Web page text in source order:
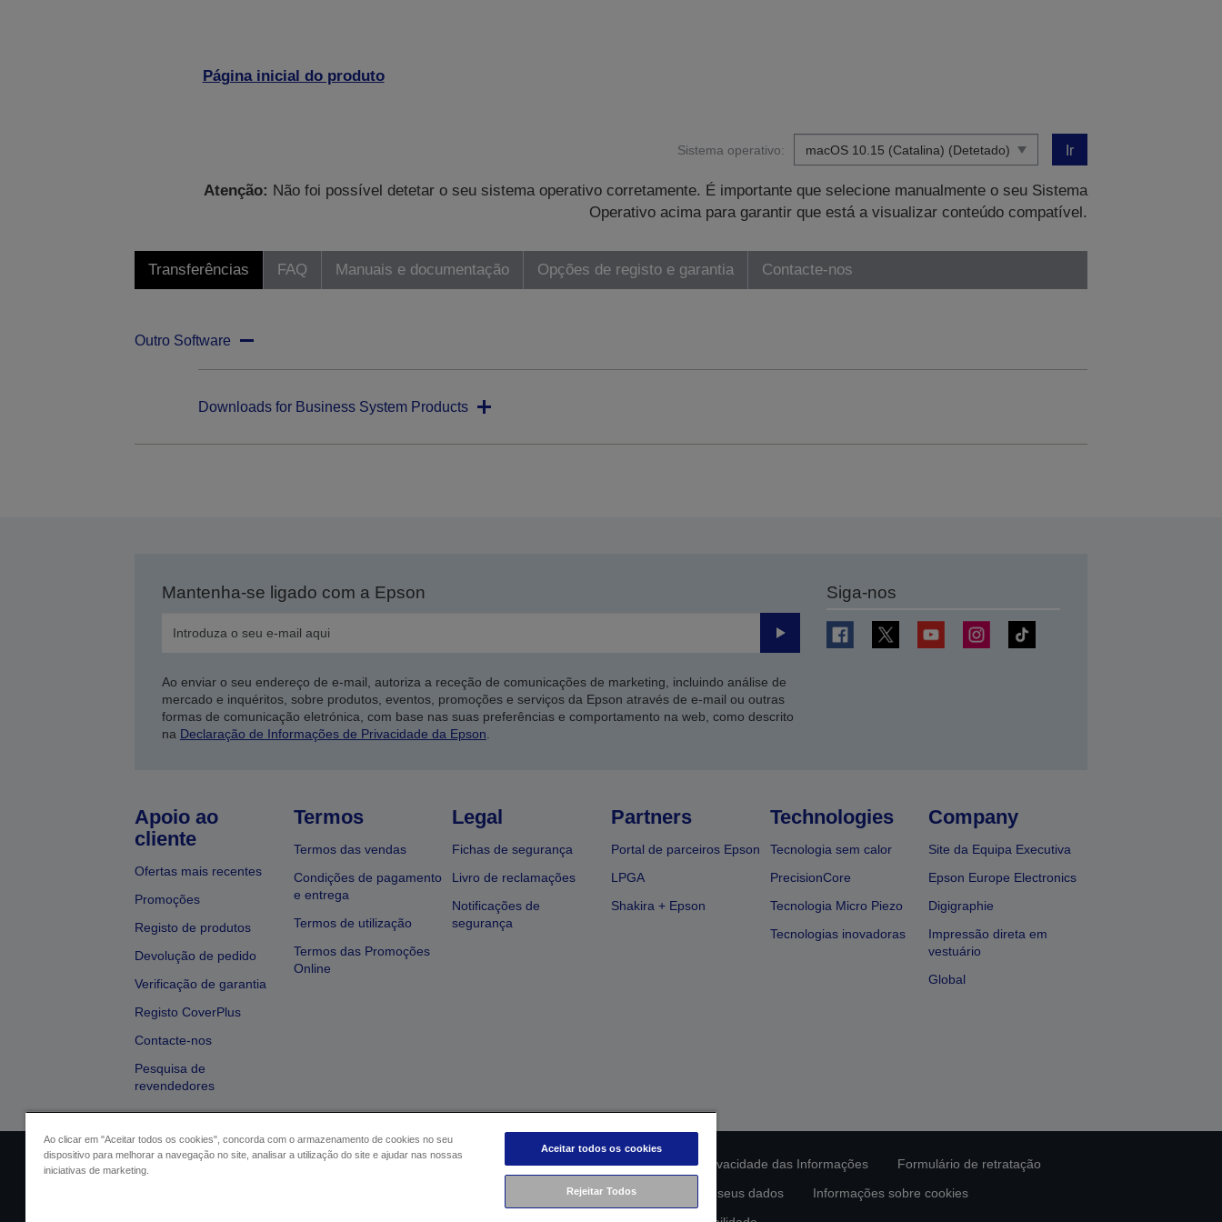
Página inicial do produto
Sistema operativo: Ir
Atenção: Não foi possível detetar o seu sistema operativo corretamente. É importante que selecione manualmente o seu Sistema
Operativo acima para garantir que está a visualizar conteúdo compatível.
Transferências FAQ Manuais e documentação Opções de registo e garantia Contacte-nos
Outro Software
Downloads for Business System Products
Mantenha-se ligado com a Epson
Enviar
Ao enviar o seu endereço de e-mail, autoriza a receção de comunicações de marketing, incluindo análise de
mercado e inquéritos, sobre produtos, eventos, promoções e serviços da Epson através de e-mail ou outras
formas de comunicação eletrónica, com base nas suas preferências e comportamento na web, como descrito
na Declaração de Informações de Privacidade da Epson.
Siga-nos
Apoio ao
cliente
Ofertas mais recentes
Promoções
Registo de produtos
Devolução de pedido
Verificação de garantia
Registo CoverPlus
Contacte-nos
Pesquisa de
revendedores
Termos
Termos das vendas
Condições de pagamento
e entrega
Termos de utilização
Termos das Promoções
Online
Legal
Fichas de segurança
Livro de reclamações
Notificações de
segurança
Partners
Portal de parceiros Epson
LPGA
Shakira + Epson
Technologies
Tecnologia sem calor
PrecisionCore
Tecnologia Micro Piezo
Tecnologias inovadoras
Company
Site da Equipa Executiva
Epson Europe Electronics
Digigraphie
Impressão direta em
vestuário
Global
Identificação do vendedor Identificação da conformidade do produto Declaração de Privacidade das Informações
Formulário de retratação
Contacte-nos sobre os seus dados
Informações sobre cookies
Ao clicar em "Aceitar todos os cookies", concorda com o armazenamento de cookies no seu
dispositivo para melhorar a navegação no site, analisar a utilização do site e ajudar nas nossas
iniciativas de marketing.
Aceitar todos os cookies
Rejeitar Todos